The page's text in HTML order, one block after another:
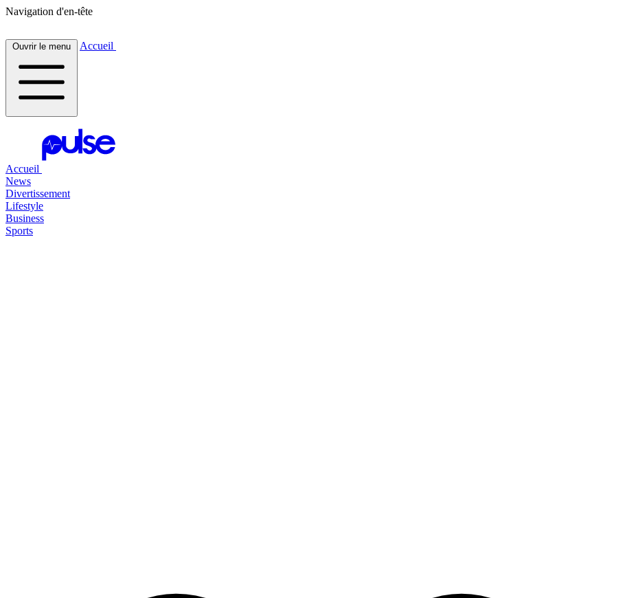
Navigation d'en-tête
Ouvrir le menu Accueil
Accueil
News
Divertissement
Lifestyle
Business
Sports